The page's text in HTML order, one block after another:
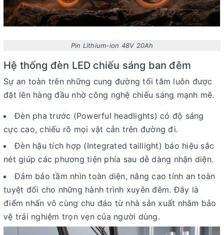
Pin Lithium-ion 48V 20Ah
Hệ thống đèn LED chiếu sáng ban đêm
Sự an toàn trên những cung đường tối tăm luôn được
đặt lên hàng đầu nhờ công nghệ chiếu sáng mạnh mẽ.
Đèn pha trước (Powerful headlights) có độ sáng
cực cao, chiếu rõ mọi vật cản trên đường đi.
Đèn hậu tích hợp (Integrated taillight) báo hiệu sắc
nét giúp các phương tiện phía sau dễ dàng nhận diện.
Đảm bảo tầm nhìn toàn diện, nâng cao tính an toàn
tuyệt đối cho những hành trình xuyên đêm. Đây là
điểm nhấn vô cùng chu đáo từ nhà sản xuất nhằm bảo
vệ trải nghiệm trọn vẹn của người dùng.